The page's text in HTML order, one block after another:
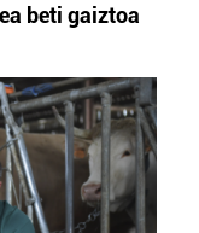
beti gaiztoa